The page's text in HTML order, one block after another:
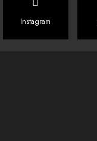
Instagram